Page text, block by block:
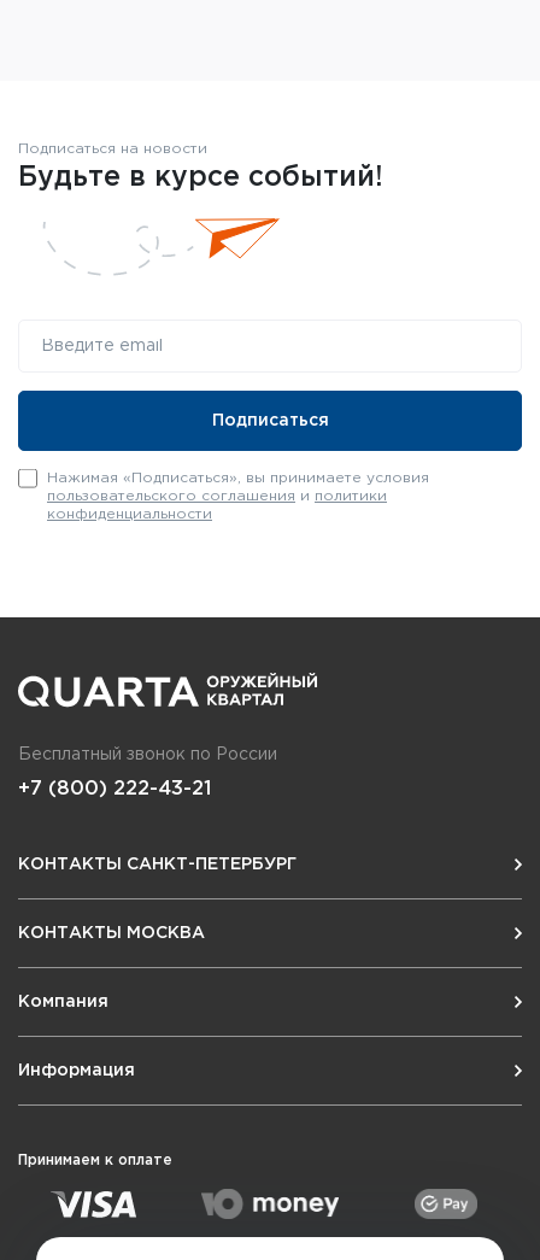
Подписаться на новости
Будьте в курсе событий!
Нажимая «Подписаться», вы принимаете условия
пользовательского соглашения и политики
конфиденциальности
Бесплатный звонок по России
+7 (800) 222-43-21
КОНТАКТЫ САНКТ-ПЕТЕРБУРГ
КОНТАКТЫ МОСКВА
Компания
Информация
Принимаем к оплате